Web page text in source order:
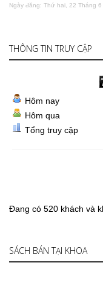
Ngày đăng: Thứ hai, 22 Tháng 6
THÔNG TIN TRUY CẬP
Hôm nay
Hôm qua
Tổng truy cập
Đang có 520 khách và
SÁCH BÁN TẠI KHOA